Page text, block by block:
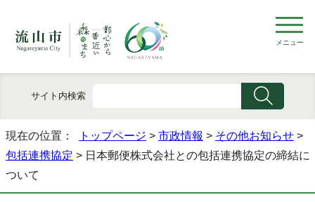
メニュー
サイト内検索
現在の位置： トップページ > 市政情報 > その他お知らせ >
包括連携協定 > 日本郵便株式会社との包括連携協定の締結に
ついて